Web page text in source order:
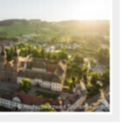
© Hochschwarzwald Tourismus GmbH